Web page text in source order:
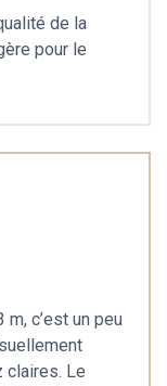
de la
pour le
c’est un peu
claires. Le